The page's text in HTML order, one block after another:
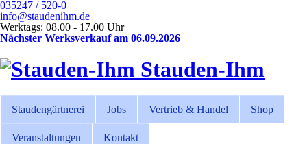
035247 / 520-0
info@staudenihm.de
Werktags: 08.00 - 17.00 Uhr
Nächster Werksverkauf am 06.09.2026
Stauden-Ihm
Staudengärtnerei Jobs Vertrieb & Handel Shop
Veranstaltungen Kontakt